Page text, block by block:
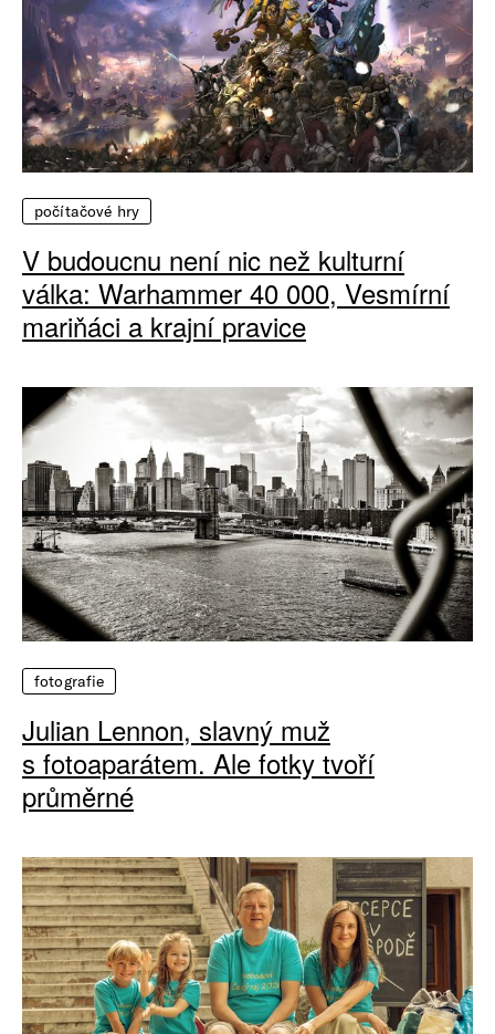
počítačové hry
V budoucnu není nic než kulturní
válka: Warhammer 40 000, Vesmírní
mariňáci a krajní pravice
fotografie
Julian Lennon, slavný muž
s fotoaparátem. Ale fotky tvoří
průměrné